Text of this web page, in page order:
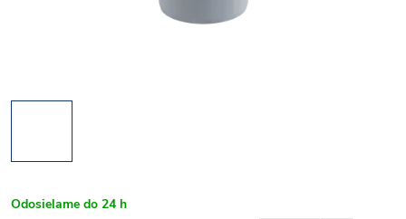
Odosielame do 24 h